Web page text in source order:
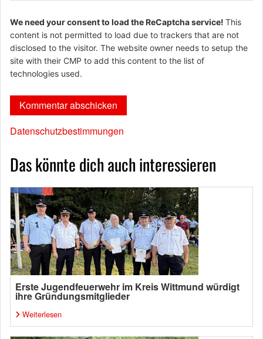
We need your consent to load the ReCaptcha service! This
content is not permitted to load due to trackers that are not
disclosed to the visitor. The website owner needs to setup the
site with their CMP to add this content to the list of
technologies used.
Datenschutzbestimmungen
Das könnte dich auch interessieren
Erste Jugendfeuerwehr im Kreis Wittmund würdigt
ihre Gründungsmitglieder
Weiterlesen